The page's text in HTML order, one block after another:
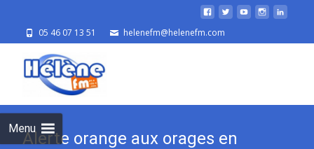
05 46 07 13 51 helenefm@helenefm.com
Menu
Alerte orange aux orages en